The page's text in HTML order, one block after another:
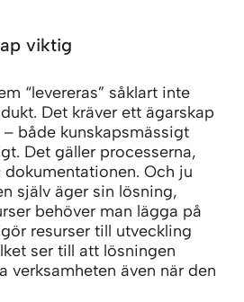
viktig
“levereras” såklart inte
Det kräver ett ägarskap
både kunskapsmässigt
Det gäller processerna,
Och ju
själv äger sin lösning,
behöver man lägga på
resurser till utveckling
ser till att lösningen
verksamheten även när den